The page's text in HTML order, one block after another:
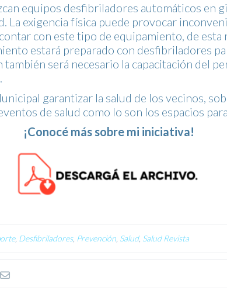
equipos desfibriladores automáticos en
La exigencia física puede provocar
con este tipo de equipamiento, de esta
estará preparado con desfibriladores
será necesario la capacitación del
garantizar la salud de los vecinos,
de salud como lo son los espacios
¡Conocé más sobre mi iniciativa!
, Desfibriladores, Prevención Salud, Salud Revista